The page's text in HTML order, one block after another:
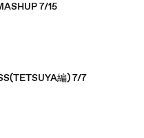
7/15
編) 7/7